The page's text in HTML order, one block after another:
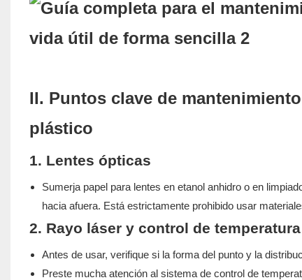
II. Puntos clave de
plástico
1. Lentes ópticas
Sumerja papel para lentes en etanol anhidro o en
hacia afuera. Está estrictamente prohibido usar
2. Rayo láser y control de
Antes de usar, verifique si la forma del punto y la
Preste mucha atención al sistema de control de